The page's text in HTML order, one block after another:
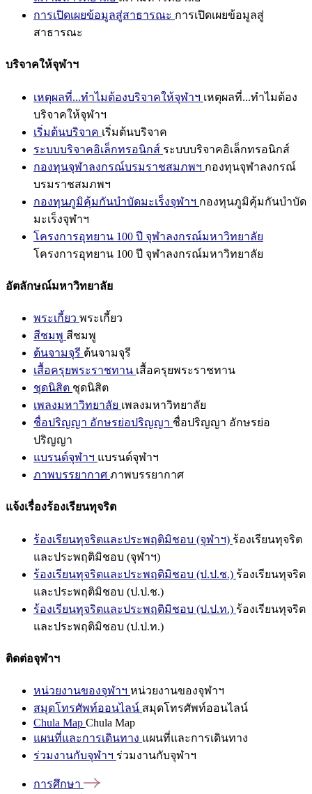
การเปิดเผยข้อมูลสู่สาธารณะ การเปิดเผยข้อมูลสู่
สาธารณะ
บริจาคให้จุฬาฯ
เหตุผลที่...ทำไมต้องบริจาคให้จุฬาฯ เหตุผลที่...ทำไมต้อง
บริจาคให้จุฬาฯ
เริ่มต้นบริจาค เริ่มต้นบริจาค
ระบบบริจาคอิเล็กทรอนิกส์ ระบบบริจาคอิเล็กทรอนิกส์
กองทุนจุฬาลงกรณ์บรมราชสมภพฯ กองทุนจุฬาลงกรณ์
บรมราชสมภพฯ
กองทุนภูมิคุ้มกันบำบัดมะเร็งจุฬาฯ กองทุนภูมิคุ้มกันบำบัด
มะเร็งจุฬาฯ
โครงการอุทยาน 100 ปี จุฬาลงกรณ์มหาวิทยาลัย
โครงการอุทยาน 100 ปี จุฬาลงกรณ์มหาวิทยาลัย
อัตลักษณ์มหาวิทยาลัย
พระเกี้ยว พระเกี้ยว
สีชมพู สีชมพู
ต้นจามจุรี ต้นจามจุรี
เสื้อครุยพระราชทาน เสื้อครุยพระราชทาน
ชุดนิสิต ชุดนิสิต
เพลงมหาวิทยาลัย เพลงมหาวิทยาลัย
ชื่อปริญญา อักษรย่อปริญญา ชื่อปริญญา อักษรย่อ
ปริญญา
แบรนด์จุฬาฯ แบรนด์จุฬาฯ
ภาพบรรยากาศ ภาพบรรยากาศ
แจ้งเรื่องร้องเรียนทุจริต
ร้องเรียนทุจริตและประพฤติมิชอบ (จุฬาฯ) ร้องเรียนทุจริต
และประพฤติมิชอบ (จุฬาฯ)
ร้องเรียนทุจริตและประพฤติมิชอบ (ป.ป.ช.) ร้องเรียนทุจริต
และประพฤติมิชอบ (ป.ป.ช.)
ร้องเรียนทุจริตและประพฤติมิชอบ (ป.ป.ท.) ร้องเรียนทุจริต
และประพฤติมิชอบ (ป.ป.ท.)
ติดต่อจุฬาฯ
หน่วยงานของจุฬาฯ หน่วยงานของจุฬาฯ
สมุดโทรศัพท์ออนไลน์ สมุดโทรศัพท์ออนไลน์
Chula Map Chula Map
แผนที่และการเดินทาง แผนที่และการเดินทาง
ร่วมงานกับจุฬาฯ ร่วมงานกับจุฬาฯ
การศึกษา